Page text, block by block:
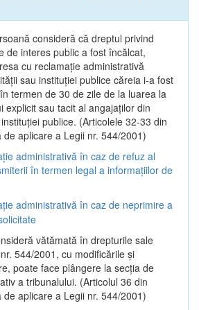
consideră că dreptul privind
de interes public a fost încălcat,
cu reclamaţie administrativă
sau instituţiei publice căreia i-a fost
termen de 30 de zile de la luarea la
explicit sau tacit al angajaţilor din
publice. (Articolele 32-33 din
aplicare a Legii nr. 544/2001)
administrativă în caz de refuz al
în termen legal a informațiilor de
administrativă în caz de neprimire a
vătămată în drepturile sale
544/2001, cu modificările şi
poate face plângere la secţia de
a tribunalului. (Articolul 36 din
aplicare a Legii nr. 544/2001)